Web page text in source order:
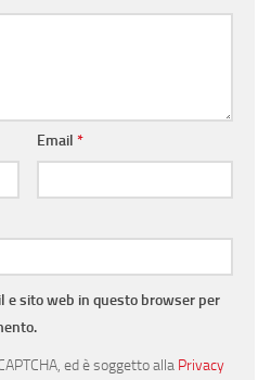
Email *
e sito web in questo browser per
ed è soggetto alla Privacy